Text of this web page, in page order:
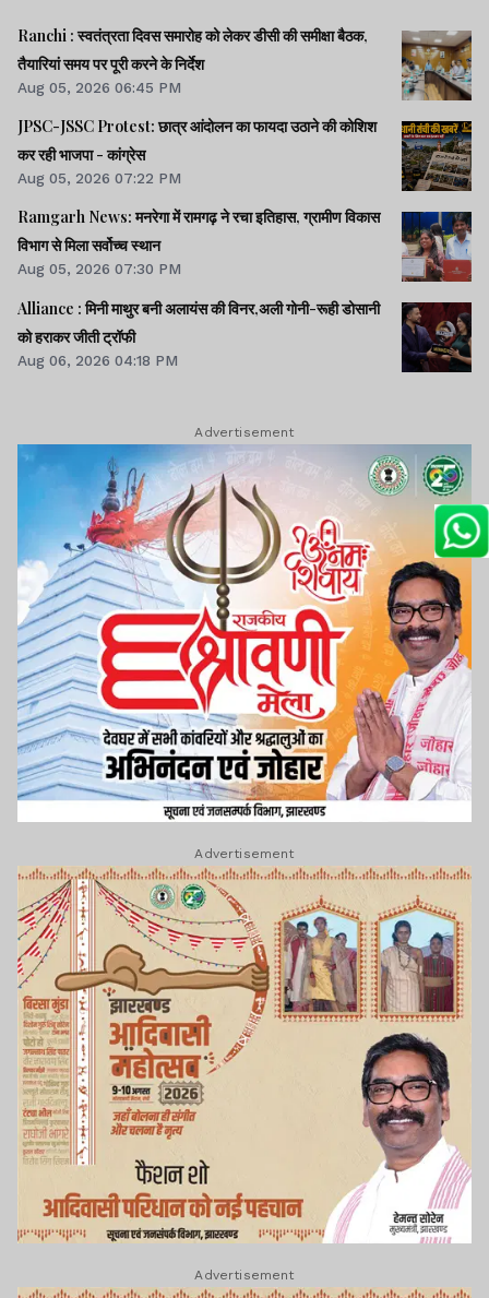
Ranchi : स्वतंत्रता दिवस समारोह को लेकर डीसी की समीक्षा बैठक,
तैयारियां समय पर पूरी करने के निर्देश
Aug 05, 2026 06:45 PM
JPSC-JSSC Protest: छात्र आंदोलन का फायदा उठाने की कोशिश
कर रही भाजपा - कांग्रेस
Aug 05, 2026 07:22 PM
Ramgarh News: मनरेगा में रामगढ़ ने रचा इतिहास, ग्रामीण विकास
विभाग से मिला सर्वोच्च स्थान
Aug 05, 2026 07:30 PM
Alliance : मिनी माथुर बनी अलायंस की विनर,अली गोनी-रूही डोसानी
को हराकर जीती ट्रॉफी
Aug 06, 2026 04:18 PM
Advertisement
Advertisement
Advertisement